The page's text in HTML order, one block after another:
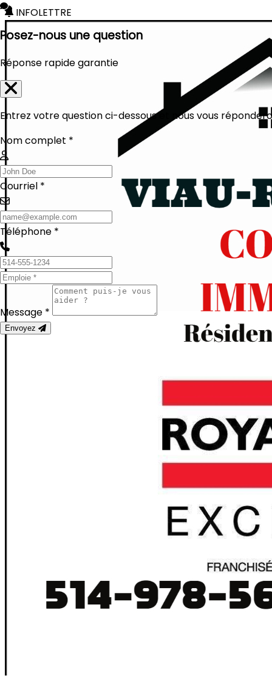
INFOLETTRE
Posez-nous une question
Réponse rapide garantie
Entrez votre question ci-dessous et nous vous
Nom complet *
Courriel *
Téléphone *
Message *
Envoyez